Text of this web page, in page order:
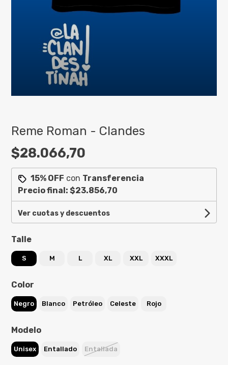
Reme Roman - Clandes
$28.066,70
15% OFF con Transferencia
Precio final:$23.856,70
Ver cuotas y descuentos
Talle
S M L XL XXL XXXL
Color
Negro Blanco Petróleo Celeste Rojo
Modelo
Unisex Entallado Entallada